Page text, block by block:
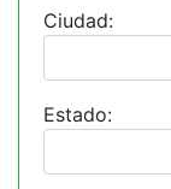
Ciudad:
Estado: